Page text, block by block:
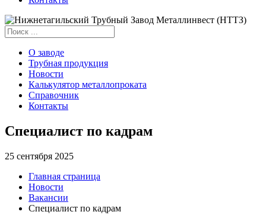
О заводе
Трубная продукция
Новости
Калькулятор металлопроката
Справочник
Контакты
Специалист по кадрам
25 сентября 2025
Главная страница
Новости
Вакансии
Специалист по кадрам